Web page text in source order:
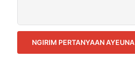
NGIRIM PERTANYAAN AYEUNA